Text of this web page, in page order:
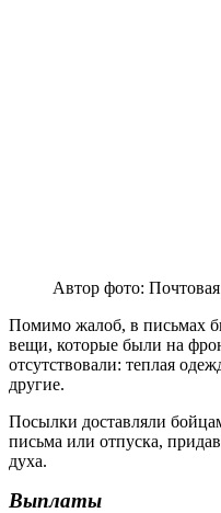
Автор фото:
Помимо жалоб, в письмах
вещи, которые были на
отсутствовали: теплая
другие.
Посылки доставляли
письма или отпуска,
духа.
Выплаты